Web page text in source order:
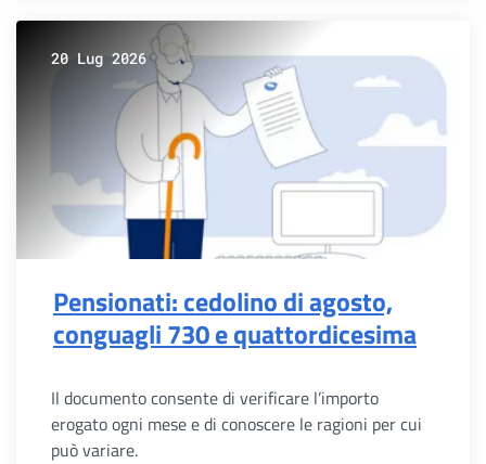
20 Lug 2026
Pensionati: cedolino di agosto,
conguagli 730 e quattordicesima
Il documento consente di verificare l’importo
erogato ogni mese e di conoscere le ragioni per cui
può variare.